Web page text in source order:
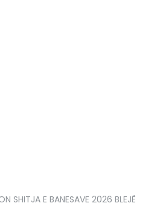
SHITJA E BANESAVE 2026 BLEJË